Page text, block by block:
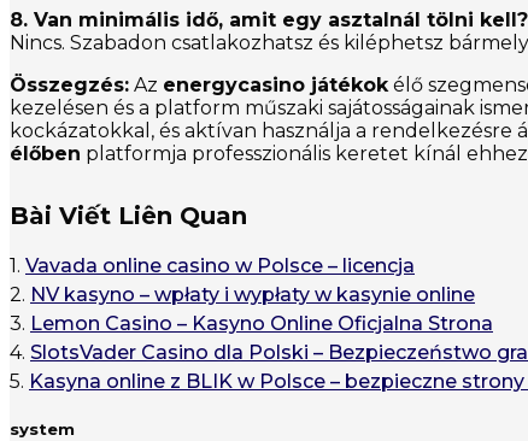
8. Van minimális idő, amit egy asztalnál tölni kell?
Nincs. Szabadon csatlakozhatsz és kiléphetsz
Összegzés: Az energycasino játékokélő
kezelésen és a platform műszaki sajátosságainak
kockázatokkal, és aktívan használja a
élőben platformja professzionális keretet kínál
Bài Viết Liên Quan
1. Vavada online casino w Polsce – licencja
2. NV kasyno – wpłaty i wypłaty w kasynie online
3. Lemon Casino – Kasyno Online Oficjalna Strona
4. SlotsVader Casino dla Polski – Bezpieczeństwo
5. Kasyna online z BLIK w Polsce – bezpieczne
system